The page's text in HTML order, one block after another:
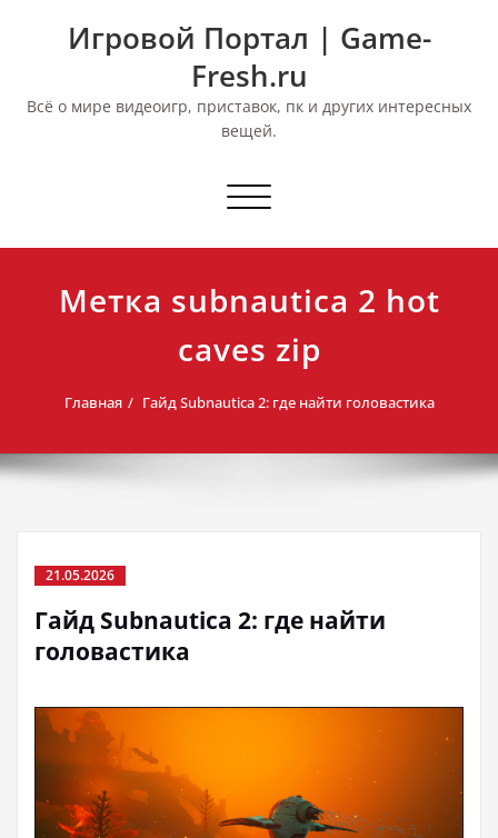
Игровой Портал | Game-
Fresh.ru
Всё о мире видеоигр, приставок, пк и других интересных
вещей.
Переключить
Метка subnautica 2 hot
caves zip
Главная Гайд Subnautica 2: где найти головастика
21.05.2026
Гайд Subnautica 2: где найти
головастика